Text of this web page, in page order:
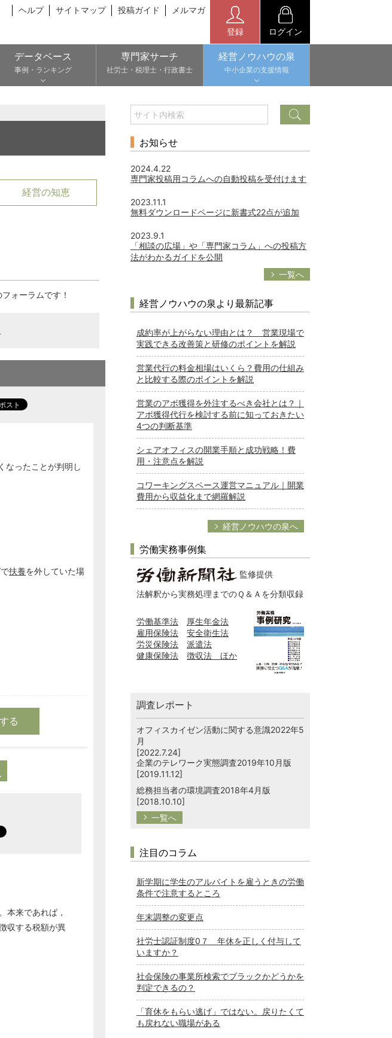
ヘルプ サイトマップ 投稿ガイド メルマガ
登録 ログイン
データベース
事例・ランキング
専門家サーチ
社労士・税理士・行政書士
経営ノウハウの泉
中小企業の支援情報
経営の知恵
ォーラムです！
なったことが判明し
扶養を外していた場
る
本来であれば，
収する税額が異
お知らせ
2024.4.22
専門家投稿用コラムへの自動投稿を受付けます
2023.11.1
無料ダウンロードページに新書式22点が追加
2023.9.1
「相談の広場」や「専門家コラム」への投稿方
法がわかるガイドを公開
一覧へ
経営ノウハウの泉より最新記事
成約率が上がらない理由とは？ 営業現場で
実践できる改善策と研修のポイントを解説
営業代行の料金相場はいくら？費用の仕組み
と比較する際のポイントを解説
営業のアポ獲得を外注するべき会社とは？｜
アポ獲得代行を検討する前に知っておきたい
4つの判断基準
シェアオフィスの開業手順と成功戦略！費
用・注意点を解説
コワーキングスペース運営マニュアル｜開業
費用から収益化まで網羅解説
経営ノウハウの泉へ
労働実務事例集
監修提供
法解釈から実務処理までのＱ＆Ａを分類収録
労働基準法
厚生年金法
雇用保険法
安全衛生法
労災保険法
派遣法
健康保険法
徴収法 ほか
調査レポート
オフィスカイゼン活動に関する意識2022年5
月
[2022.7.24]
企業のテレワーク実態調査2019年10月版
[2019.11.12]
総務担当者の環境調査2018年4月版
[2018.10.10]
一覧へ
注目のコラム
新学期に学生のアルバイトを雇うときの労働
条件で注意するところ
年末調整の変更点
社労士認証制度0７ 年休を正しく付与して
いますか？
社会保険の事業所検索でブラックかどうかを
判定できるの？
「育休をもらい逃げ」ではない。戻りたくて
も戻れない職場がある